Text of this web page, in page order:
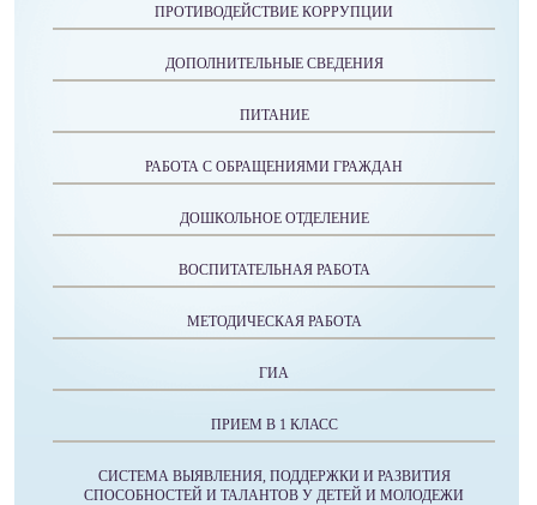
ПРОТИВОДЕЙСТВИЕ КОРРУПЦИИ
ДОПОЛНИТЕЛЬНЫЕ СВЕДЕНИЯ
ПИТАНИЕ
РАБОТА С ОБРАЩЕНИЯМИ ГРАЖДАН
ДОШКОЛЬНОЕ ОТДЕЛЕНИЕ
ВОСПИТАТЕЛЬНАЯ РАБОТА
МЕТОДИЧЕСКАЯ РАБОТА
ГИА
ПРИЕМ В 1 КЛАСС
СИСТЕМА ВЫЯВЛЕНИЯ, ПОДДЕРЖКИ И РАЗВИТИЯ
СПОСОБНОСТЕЙ И ТАЛАНТОВ У ДЕТЕЙ И МОЛОДЕЖИ